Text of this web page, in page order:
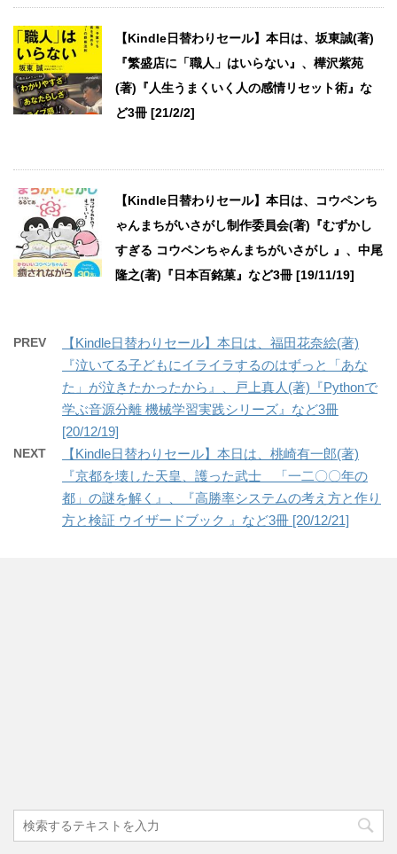
【Kindle日替わりセール】本日は、坂東誠(著)
『繁盛店に「職人」はいらない』、樺沢紫苑
(著)『人生うまくいく人の感情リセット術』な
ど3冊 [21/2/2]
【Kindle日替わりセール】本日は、コウペンち
ゃんまちがいさがし制作委員会(著)『むずかし
すぎる コウペンちゃんまちがいさがし 』、中尾
隆之(著)『日本百銘菓』など3冊 [19/11/19]
PREV
【Kindle日替わりセール】本日は、福田花奈絵(著)
『泣いてる子どもにイライラするのはずっと「あな
た」が泣きたかったから』、戸上真人(著)『Pythonで
学ぶ音源分離 機械学習実践シリーズ』など3冊
[20/12/19]
NEXT
【Kindle日替わりセール】本日は、桃崎有一郎(著)
『京都を壊した天皇、護った武士 「一二〇〇年の
都」の謎を解く』、『高勝率システムの考え方と作り
方と検証 ウイザードブック 』など3冊 [20/12/21]